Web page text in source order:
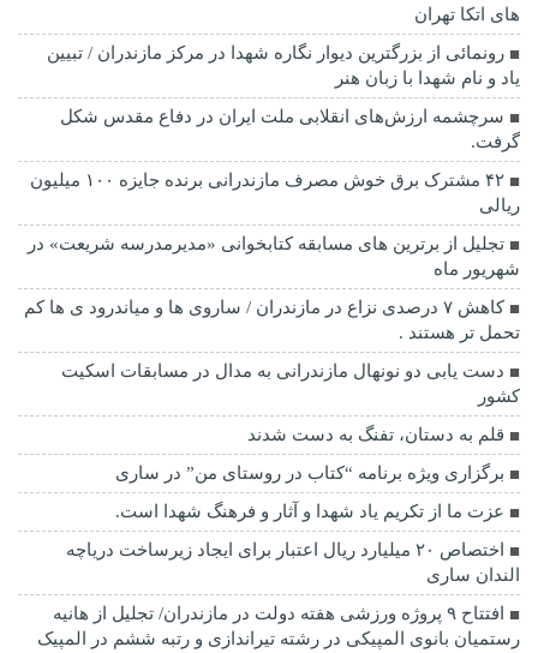
های اتکا تهران
رونمائی از بزرگترین دیوار نگاره شهدا در مرکز مازندران / تبیین
یاد و نام شهدا با زبان هنر
سرچشمه ارزش‌های انقلابی ملت ایران در دفاع مقدس شکل
گرفت.
۴۲ مشترک برق خوش مصرف مازندرانی برنده جایزه ۱۰۰ میلیون
ریالی
تجلیل از برترین های مسابقه کتابخوانی «مدیرمدرسه شریعت» در
شهریور ماه
کاهش ۷ درصدی نزاع در مازندران / ساروی ها و میاندرود ی ها کم
تحمل تر هستند‌ .
دست یابی دو نونهال مازندرانی به مدال در مسابقات اسکیت
کشور
قلم به دستان، تفنگ به دست شدند
برگزاری ویژه برنامه “کتاب در روستای من” در ساری
عزت ما از تکریم یاد شهدا و آثار و فرهنگ شهدا است.
اختصاص ۲۰ میلیارد ریال اعتبار برای ایجاد زیرساخت دریاچه
الندان ساری
افتتاح ۹ پروژه ورزشی هفته دولت در مازندران/ تجلیل از هانیه
رستمیان بانوی المپیکی در رشته تیراندازی و رتبه ششم در المپیک